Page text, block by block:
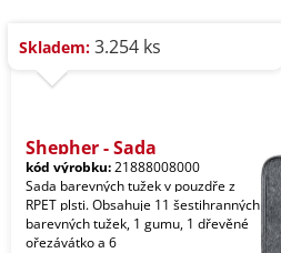
Skladem: 3.254 ks
Shepher - Sada
kód výrobku:21888008000
Sada barevných tužek v pouzdře z
RPET plsti. Obsahuje 11 šestihranných
barevných tužek, 1 gumu, 1 dřevěné
ořezávátko a 6